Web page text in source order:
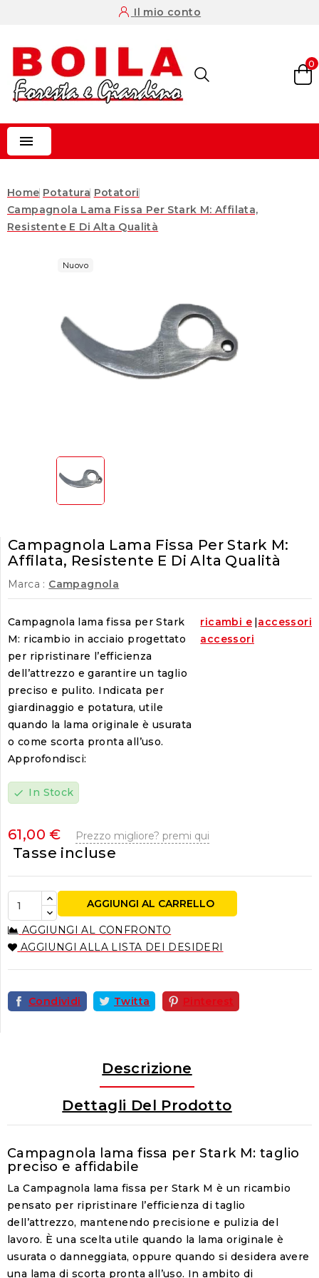
Il mio conto
0

Home Potatura Potatori
Campagnola Lama Fissa Per Stark M: Affilata,
Resistente E Di Alta Qualità
Nuovo
Campagnola Lama Fissa Per Stark M:
Affilata, Resistente E Di Alta Qualità
Marca : Campagnola
Campagnola lama fissa per Stark
M: ricambio in acciaio progettato
per ripristinare l’efficienza
dell’attrezzo e garantire un taglio
preciso e pulito. Indicata per
giardinaggio e potatura, utile
quando la lama originale è usurata
o come scorta pronta all’uso.
Approfondisci:
ricambi e
accessori
|accessori
check In Stock
61,00 € Prezzo migliore? premi qui
Tasse incluse
AGGIUNGI AL CARRELLO
AGGIUNGI AL CONFRONTO
AGGIUNGI ALLA LISTA DEI DESIDERI
Condividi Twitta Pinterest
Descrizione
Dettagli Del Prodotto
Campagnola lama fissa per Stark M: taglio
preciso e affidabile
La Campagnola lama fissa per Stark M è un ricambio
pensato per ripristinare l’efficienza di taglio
dell’attrezzo, mantenendo precisione e pulizia del
lavoro. È una scelta utile quando la lama originale è
usurata o danneggiata, oppure quando si desidera avere
una lama di scorta pronta all’uso. In ambito di